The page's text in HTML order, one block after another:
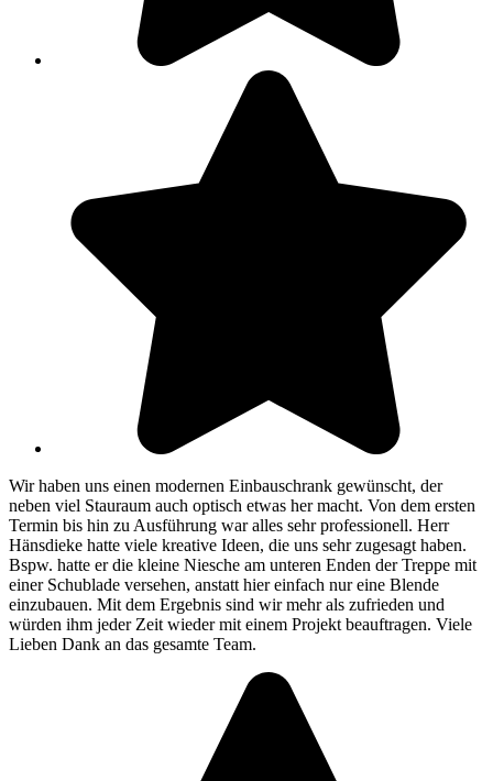
Wir haben uns einen modernen Einbauschrank gewünscht, der
neben viel Stauraum auch optisch etwas her macht. Von dem ersten
Termin bis hin zu Ausführung war alles sehr professionell. Herr
Hänsdieke hatte viele kreative Ideen, die uns sehr zugesagt haben.
Bspw. hatte er die kleine Niesche am unteren Enden der Treppe mit
einer Schublade versehen, anstatt hier einfach nur eine Blende
einzubauen. Mit dem Ergebnis sind wir mehr als zufrieden und
würden ihm jeder Zeit wieder mit einem Projekt beauftragen. Viele
Lieben Dank an das gesamte Team.